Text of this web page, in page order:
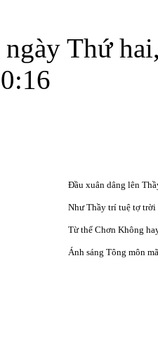
Thứ
Đầu xuân dâng lên
Như Thầy trí tuệ tợ trời
Từ thể Chơn Không
Ánh sáng Tông môn